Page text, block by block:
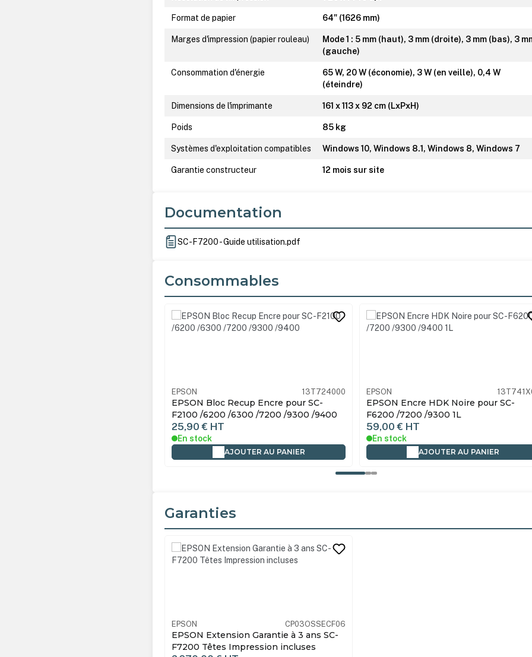
Format de papier 64" (1626 mm)
Marges d'impression (papier rouleau)
Mode 1 : 5 mm (haut), 3 mm (droite), 3 mm (bas), 3
(gauche)
Consommation d'énergie
65 W, 20 W (économie), 3 W (en veille), 0,4 W
(éteindre)
Dimensions de l'imprimante 161 x 113 x 92 cm (LxPxH)
Poids 85 kg
Systèmes d'exploitation compatibles Windows 10, Windows 8.1, Windows 8, Windows 7
Garantie constructeur 12 mois sur site
Documentation
SC-F7200 - Guide utilisation.pdf
Consommables
Ignorer la galerie de produits
EPSON 13T741X00
EPSON Encre HDK Noire pour SC-
F6200 /7200 /9300 1L
59,00 € HT
En stock
AJOUTER AU PANIER
EPSON
EPSON Encre Ultrachrome Cyan pour
SC-F6200 /7200 /9300 1L
59,00 € HT
En stock
AJOUTER AU PANIER
Garanties
Ignorer la galerie de produits
EPSON CP03OSSECF06
EPSON Extension Garantie à 3 ans SC-
F7200 Têtes Impression incluses